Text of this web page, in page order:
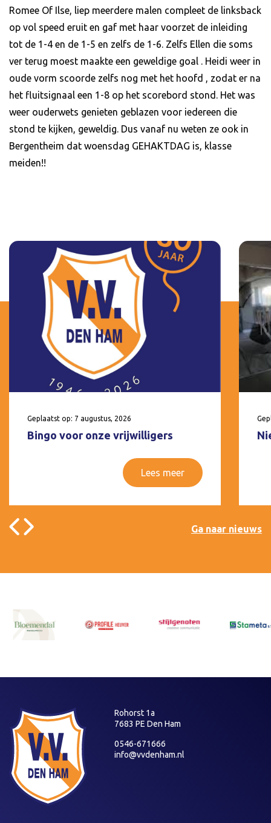
Romee Of Ilse, liep meerdere malen compleet de linksback
op vol speed eruit en gaf met haar voorzet de inleiding
tot de 1-4 en de 1-5 en zelfs de 1-6. Zelfs Ellen die soms
ver terug moest maakte een geweldige goal . Heidi weer in
oude vorm scoorde zelfs nog met het hoofd , zodat er na
het fluitsignaal een 1-8 op het scorebord stond. Het was
weer ouderwets genieten geblazen voor iedereen die
stond te kijken, geweldig. Dus vanaf nu weten ze ook in
Bergentheim dat woensdag GEHAKTDAG is, klasse
meiden!!
Geplaatst op: 7 augustus, 2026
Bingo voor onze vrijwilligers
Lees meer
Ga naar nieuws
Rohorst 1a
7683 PE Den Ham
0546-671666
info@vvdenham.nl